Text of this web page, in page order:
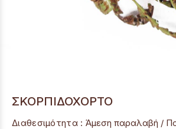
ΣΚΟΡΠΙΔΟΧΟΡΤΟ
Διαθεσιμότητα : Άμεση παραλαβή /